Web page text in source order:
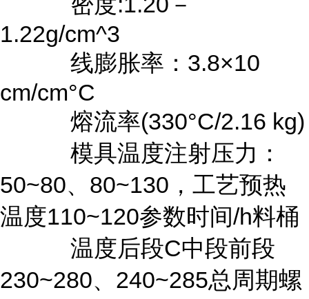
1.22g/cm^3
线膨胀率：3.8×10
cm/cm°C
熔流率(330°C/2.16 kg)
模具温度注射压力：
50~80、80~130，工艺预热
温度110~120参数时间/h料桶
温度后段C中段前段
230~280、240~285总周期螺